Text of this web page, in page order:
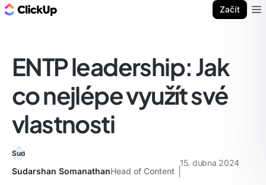
Začít
ENTP leadership: Jak
co nejlépe využít své
vlastnosti
Sudarshan SomanathanHead of Content
15. dubna 2024